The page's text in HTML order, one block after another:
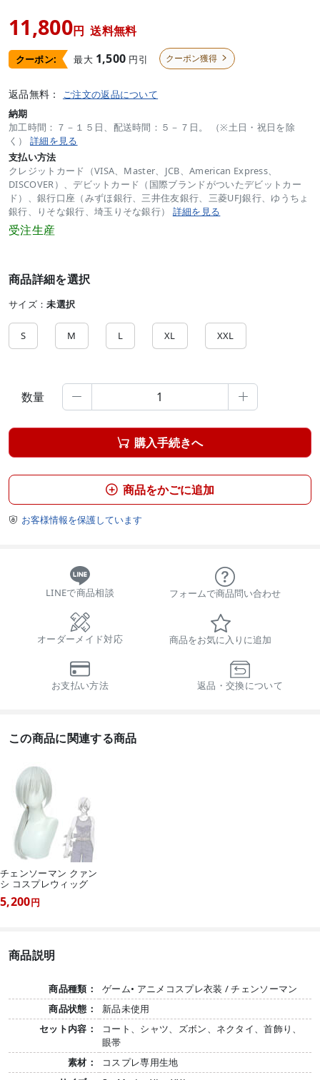
11,800円 送料無料
クーポン: 最大 1,500 円引 クーポン獲得 
返品無料： ご注文の返品について
納期
加工時間：７－１５日、配送時間：５－７日。 （※土日・祝日を除
く） 詳細を見る
支払い方法
クレジットカード（VISA、Master、JCB、American Express、
DISCOVER）、デビットカード（国際ブランドがついたデビットカー
ド）、銀行口座（みずほ銀行、三井住友銀行、三菱UFJ銀行、ゆうちょ
銀行、りそな銀行、埼玉りそな銀行） 詳細を見る
受注生産
商品詳細を選択
サイズ：未選択
S M L XL XXL
数量  
 購入手続きへ
 商品をかごに追加
 お客様情報を保護しています
LINEで商品相談 フォームで商品問い合わせ
オーダーメイド対応 商品をお気に入りに追加
お支払い方法 返品・交換について
この商品に関連する商品
チェンソーマン クァン
シ コスプレウィッグ
5,200円
商品説明
商品種類：
ゲーム• アニメコスプレ衣装 / チェンソーマン
商品状態：
新品未使用
セット内容：
コート、シャツ、ズボン、ネクタイ、首飾り、
眼帯
素材：
コスプレ専用生地